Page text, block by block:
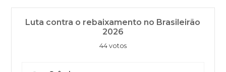
Luta contra o rebaixamento no Brasileirão
2026
44 votos